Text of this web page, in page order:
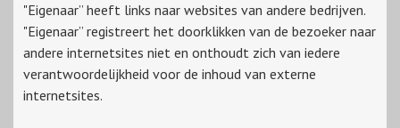
"Eigenaar” heeft links naar websites van andere bedrijven.
"Eigenaar” registreert het doorklikken van de bezoeker naar
andere internetsites niet en onthoudt zich van iedere
verantwoordelijkheid voor de inhoud van externe
internetsites.